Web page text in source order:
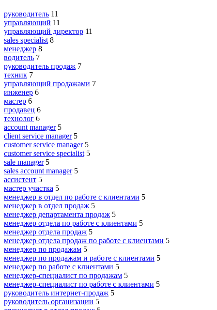
руководитель 11
управляющий 11
управляющий директор 11
sales specialist 8
менеджер 8
водитель 7
руководитель продаж 7
техник 7
управляющий продажами 7
инженер 6
мастер 6
продавец 6
технолог 6
account manager 5
client service manager 5
customer service manager 5
customer service specialist 5
sale manager 5
sales account manager 5
ассистент 5
мастер участка 5
менеджер в отдел по работе с клиентами 5
менеджер в отдел продаж 5
менеджер департамента продаж 5
менеджер отдела по работе с клиентами 5
менеджер отдела продаж 5
менеджер отдела продаж по работе с клиентами 5
менеджер по продажам 5
менеджер по продажам и работе с клиентами 5
менеджер по работе с клиентами 5
менеджер-специалист по продажам 5
менеджер-специалист по работе с клиентами 5
руководитель интернет-продаж 5
руководитель организации 5